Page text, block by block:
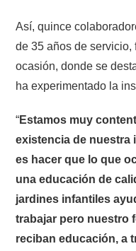
Así, quince
de 35 años de
ocasión, donde se
ha experimentado la
“Estamos muy
existencia de nuestra
es hacer que lo que
una educación de
jardines infantiles
trabajar pero nuestro
reciban educación, a